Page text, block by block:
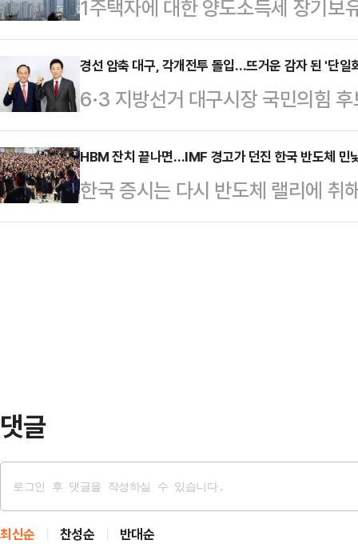
정권의 잇따른 외교 참사로 대한민
미를 결정했다"고 …
4만 9442.69에 마감했다. 대형주
(0.24%) 하락한 7109.16을 기록
64.09포인트(0.26%) 떨어진 2만
도널드 트럼프 미국 대통령은 이란
1주택자에 대한 양도소득세 장기보
하는 방안이 정부와 여권을 중심으
울 핵심 지역의 ‘똘똘한 한 채’ 현상
자에게까지 세제 혜택을 부여하는
다.다만 1주택자에 대한 양도세 부
축을 초래할 수 있다는 우려도 동
“단기 차익 투기 수요와 무관”21일
에 대한 장특공제 등 세제…
경선 압축 대구, 각개전투 돌입…뜨거운 감자 된 '단일
6·3 지방선거 대구시장 국민의힘
결로 압축됐다. 컷오프(공천 배제)
거부 선언까지 겹치며 대구 선거
면, 국민의힘 공천관리위원회는 지
출자로 확정했다. 이에 따라 지역
HBM 잔치 끝나면…IMF 경고가 던진 한국 반도체 민
한국 증시는 다시 반도체 랠리에
역폭메모리(HBM) 슈퍼사이클 기
댓글
최신순 찬성순 반대순